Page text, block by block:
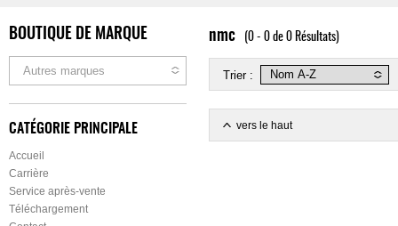
BOUTIQUE DE MARQUE
Autres marques
CATÉGORIE PRINCIPALE
Accueil
Carrière
Service après-vente
Téléchargement
nmc (0 - 0 de 0 Résultats)
Trier :
vers le haut